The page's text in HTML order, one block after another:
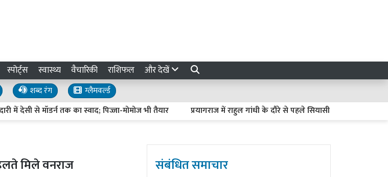
स्पोर्ट्स स्वास्थ्य वैचारिकी राशिफल और देखें
शब्द रंग
ग्लैमवर्ल्ड
से मॉडर्न तक का स्वाद; पिज्जा-मोमोज भी तैयार प्रयागराज में राहुल गांधी के दौरे से पहले सियासी घमासान, झारखंड और
मिले वनराज संबंधित समाचार